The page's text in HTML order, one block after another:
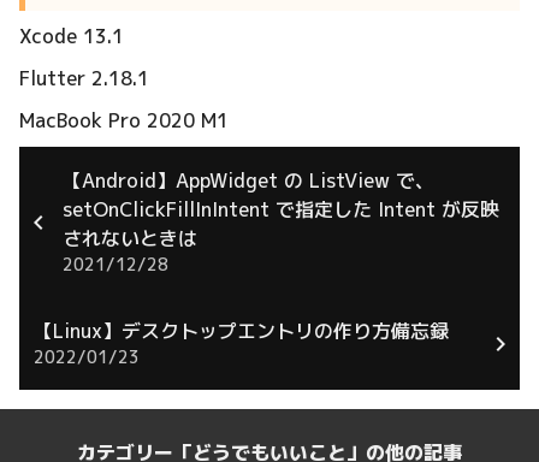
Xcode 13.1
Flutter 2.18.1
MacBook Pro 2020 M1
【Android】AppWidget の ListView で、
setOnClickFillInIntent で指定した Intent が反映
されないときは
2021/12/28
【Linux】デスクトップエントリの作り方備忘録
2022/01/23
カテゴリー「どうでもいいこと」の他の記事